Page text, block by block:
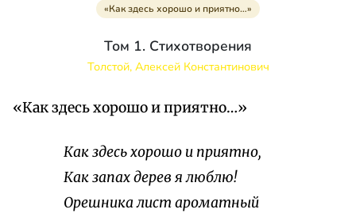
«Как здесь хорошо и приятно…»
Том 1. Стихотворения
Толстой, Алексей Константинович
«Как здесь хорошо и приятно…»
Как здесь хорошо и приятно,
Как запах дерев я люблю!
Орешника лист ароматный